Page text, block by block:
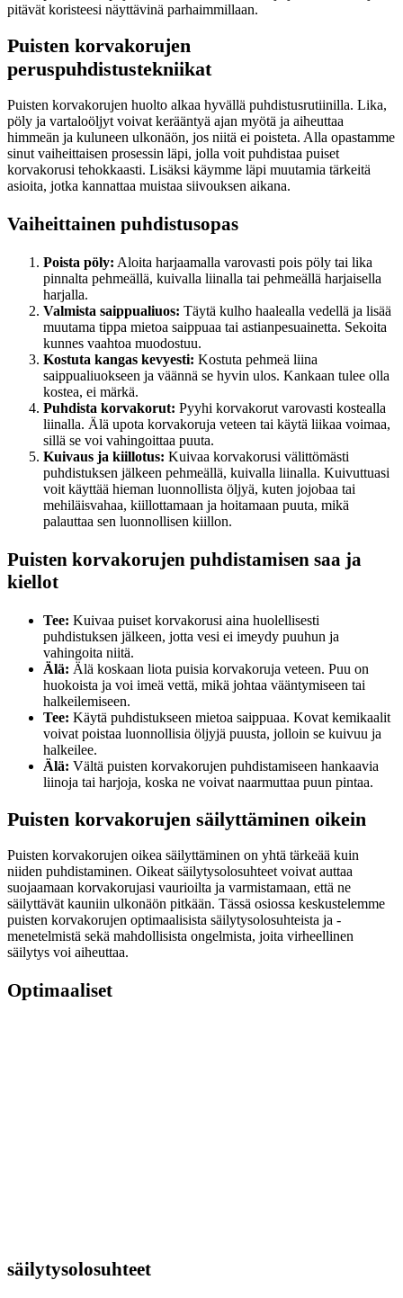
pitävät koristeesi näyttävinä parhaimmillaan.
Puisten korvakorujen
peruspuhdistustekniikat
Puisten korvakorujen huolto alkaa hyvällä puhdistusrutiinilla. Lika,
pöly ja vartaloöljyt voivat kerääntyä ajan myötä ja aiheuttaa
himmeän ja kuluneen ulkonäön, jos niitä ei poisteta. Alla opastamme
sinut vaiheittaisen prosessin läpi, jolla voit puhdistaa puiset
korvakorusi tehokkaasti. Lisäksi käymme läpi muutamia tärkeitä
asioita, jotka kannattaa muistaa siivouksen aikana.
Vaiheittainen puhdistusopas
Poista pöly: Aloita harjaamalla varovasti pois pöly tai lika
pinnalta pehmeällä, kuivalla liinalla tai pehmeällä harjaisella
harjalla.
Valmista saippualiuos: Täytä kulho haalealla vedellä ja lisää
muutama tippa mietoa saippuaa tai astianpesuainetta. Sekoita
kunnes vaahtoa muodostuu.
Kostuta kangas kevyesti: Kostuta pehmeä liina
saippualiuokseen ja väännä se hyvin ulos. Kankaan tulee olla
kostea, ei märkä.
Puhdista korvakorut: Pyyhi korvakorut varovasti kostealla
liinalla. Älä upota korvakoruja veteen tai käytä liikaa voimaa,
sillä se voi vahingoittaa puuta.
Kuivaus ja kiillotus: Kuivaa korvakorusi välittömästi
puhdistuksen jälkeen pehmeällä, kuivalla liinalla. Kuivuttuasi
voit käyttää hieman luonnollista öljyä, kuten jojobaa tai
mehiläisvahaa, kiillottamaan ja hoitamaan puuta, mikä
palauttaa sen luonnollisen kiillon.
Puisten korvakorujen puhdistamisen saa ja
kiellot
Tee: Kuivaa puiset korvakorusi aina huolellisesti
puhdistuksen jälkeen, jotta vesi ei imeydy puuhun ja
vahingoita niitä.
Älä: Älä koskaan liota puisia korvakoruja veteen. Puu on
huokoista ja voi imeä vettä, mikä johtaa vääntymiseen tai
halkeilemiseen.
Tee: Käytä puhdistukseen mietoa saippuaa. Kovat kemikaalit
voivat poistaa luonnollisia öljyjä puusta, jolloin se kuivuu ja
halkeilee.
Älä: Vältä puisten korvakorujen puhdistamiseen hankaavia
liinoja tai harjoja, koska ne voivat naarmuttaa puun pintaa.
Puisten korvakorujen säilyttäminen oikein
Puisten korvakorujen oikea säilyttäminen on yhtä tärkeää kuin
niiden puhdistaminen. Oikeat säilytysolosuhteet voivat auttaa
suojaamaan korvakorujasi vaurioilta ja varmistamaan, että ne
säilyttävät kauniin ulkonäön pitkään. Tässä osiossa keskustelemme
puisten korvakorujen optimaalisista säilytysolosuhteista ja -
menetelmistä sekä mahdollisista ongelmista, joita virheellinen
säilytys voi aiheuttaa.
Optimaaliset
säilytysolosuhteet